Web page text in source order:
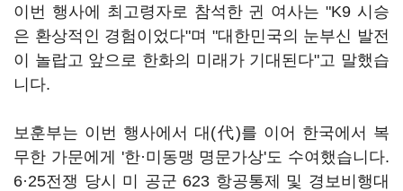
이번 행사에 최고령자로 참석한 귄 여사는 "K9 시승
은 환상적인 경험이었다"며 "대한민국의 눈부신 발전
이 놀랍고 앞으로 한화의 미래가 기대된다"고 말했습
니다.
보훈부는 이번 행사에서 대(代)를 이어 한국에서 복
무한 가문에게 '한·미동맹 명문가상'도 수여했습니다.
6·25전쟁 당시 미 공군 623 항공통제 및 경보비행대